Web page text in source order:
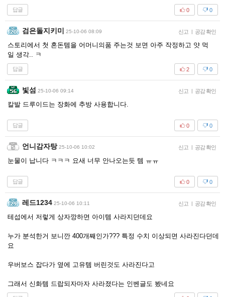
답글 0
0
검은돌지키미 25-10-06 08:09 신고 | 공감 확인
스토리에서 첫 혼돈템을 어머니의품 주는것 보면 아주 작정하고 얏 먹
일 생각.. ㅋ
답글 0
2
빛섬 25-10-06 09:14 신고 | 공감 확인
칼발 드루이드는 장화에 추방 사용합니다.
답글 0
0
언니감자탕 25-10-06 10:02 신고 | 공감 확인
눈물이 납니다 ㅋㅋㅋ 요새 너무 안나오는듯 템 ㅠㅠ
답글 0
0
레드1234 25-10-06 10:11 신고 | 공감 확인
테섭에서 저렇게 상자깡하면 아이템 사라지던데요
누가 분석한거 보니깐 400개째인가??? 특정 수치 이상되면 사라진다던데
요
우버보스 잡다가 옆에 고유템 버린것도 사라진다고
그래서 신화템 드랍되자마자 사라졌다는 인벤글도 봤네요